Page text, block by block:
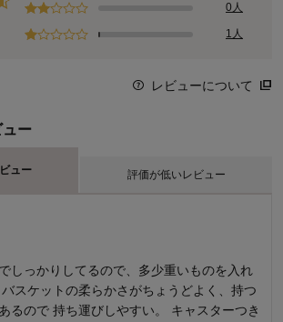
0人
1人
レビューについて
ュー
ュー 評価が低いレビュー
しっかりしてるので、多少重いものを入れ
スケットの柔らかさがちょうどよく、持つ
るので 持ち運びしやすい。 キャスターつき
ペースとの兼ね合いで、凄くサイズ的にも
が、購入して7ヶ月位でバスケットの取っ手
が入り、 ８ヶ月位でバスケットの取っ手の